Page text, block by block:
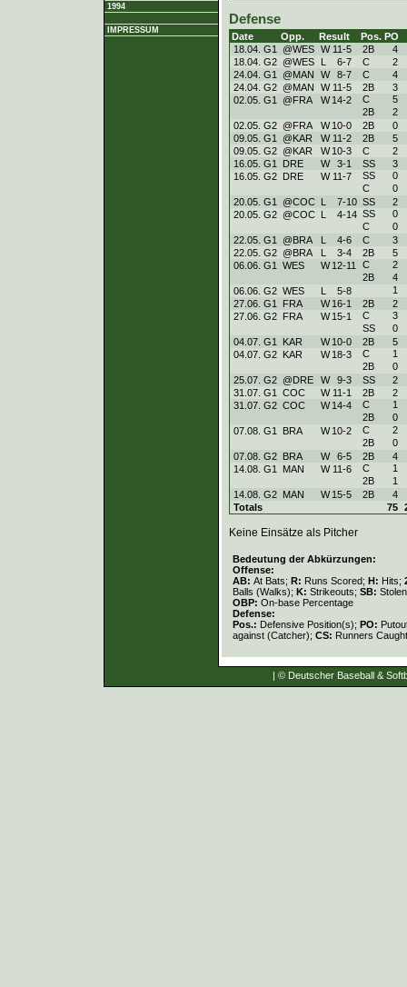
1994
IMPRESSUM
Defense
Date Opp. Result Pos. PO
18.04. G1
@WES W 11-5 2B
4
18.04. G2 @WES L 6-7 C
2
24.04. G1
@MAN W 8-7 C
4
24.04. G2 @MAN W 11-5 2B
3
02.05. G1
@FRA W 14-2 C
5
2B
2
02.05. G2 @FRA W 10-0 2B
0
09.05. G1
@KAR W 11-2 2B
5
09.05. G2 @KAR W 10-3 C
2
16.05. G1
DRE W 3-1 SS
3
16.05. G2 DRE W 11-7 SS
0
C
0
20.05. G1
@COC L 7-10 SS
2
20.05. G2 @COC L 4-14 SS
0
C
0
22.05. G1
@BRA L 4-6 C
3
22.05. G2 @BRA L 3-4 2B
5
06.06. G1
WES W 12-11 C
2
2B
4
06.06. G2 WES L 5-8
1
27.06. G1
FRA W 16-1 2B
2
27.06. G2 FRA W 15-1 C
3
SS
0
04.07. G1
KAR W 10-0 2B
5
04.07. G2 KAR W 18-3 C
1
2B
0
25.07. G2 @DRE W 9-3 SS
2
31.07. G1
COC W 11-1 2B
2
31.07. G2 COC W 14-4 C
1
2B
0
07.08. G1
BRA W 10-2 C
2
2B
0
07.08. G2 BRA W 6-5 2B
4
14.08. G1
MAN W 11-6 C
1
2B
1
14.08. G2 MAN W 15-5 2B
4
Totals
75
Keine Einsätze als Pitcher
Bedeutung der Abkürzungen:
Offense:
AB: At Bats; R: Runs Scored; H: Hits;
Balls (Walks); K: Strikeouts; SB:
OBP: On-base Percentage
Defense:
Pos.: Defensive Position(s); PO:
against (Catcher); CS: Runners
| © Deutscher Baseball &